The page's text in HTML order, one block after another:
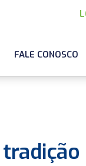
FALE CONOSCO